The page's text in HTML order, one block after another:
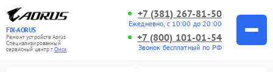
FIX-AORUS
Ремонт устройств Aorus
Специализированный
cервисный центр г.Омск
+7 (381) 267-81-50
Ежедневно, с 10:00 до 20:00
+7 (800) 101-01-54
Звонок бесплатный по РФ